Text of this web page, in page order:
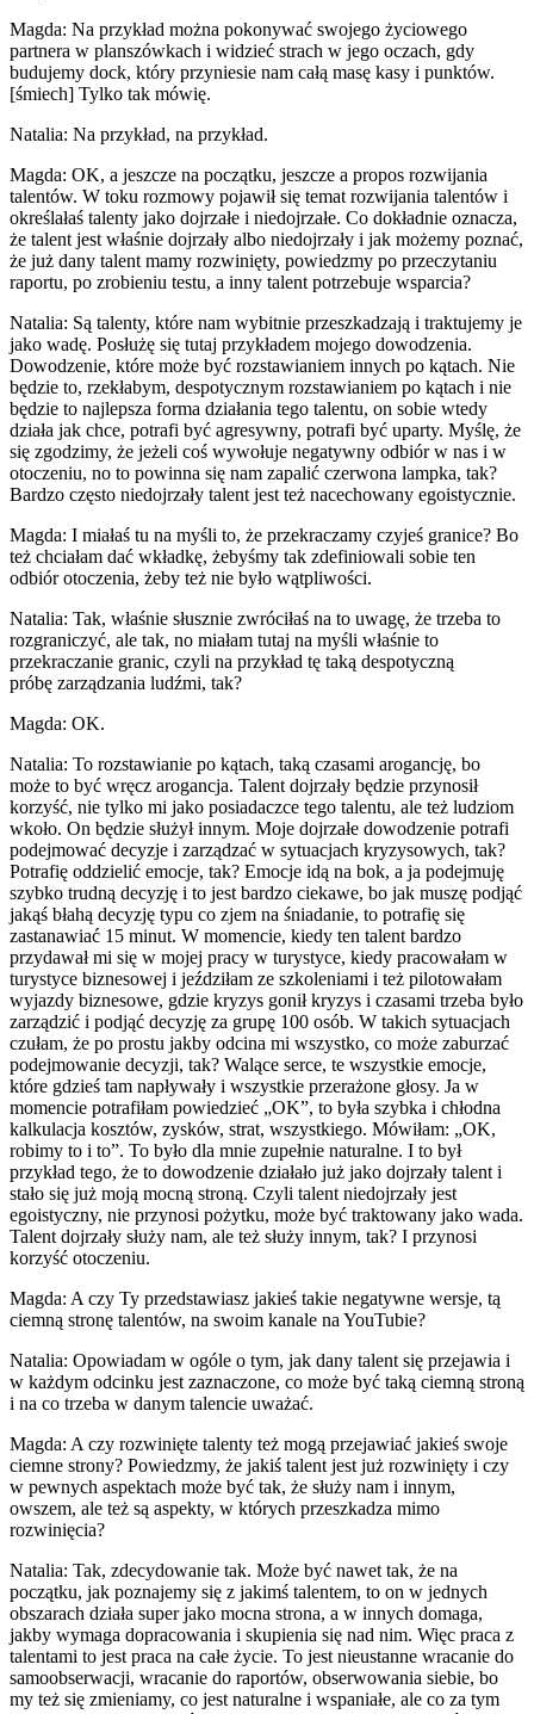
Magda: Na przykład można pokonywać swojego życiowego
partnera w planszówkach i widzieć strach w jego oczach, gdy
budujemy dock, który przyniesie nam całą masę kasy i punktów.
[śmiech] Tylko tak mówię.
Natalia: Na przykład, na przykład.
Magda: OK, a jeszcze na początku, jeszcze a propos rozwijania
talentów. W toku rozmowy pojawił się temat rozwijania talentów i
określałaś talenty jako dojrzałe i niedojrzałe. Co dokładnie oznacza,
że talent jest właśnie dojrzały albo niedojrzały i jak możemy poznać,
że już dany talent mamy rozwinięty, powiedzmy po przeczytaniu
raportu, po zrobieniu testu, a inny talent potrzebuje wsparcia?
Natalia: Są talenty, które nam wybitnie przeszkadzają i traktujemy je
jako wadę. Posłużę się tutaj przykładem mojego dowodzenia.
Dowodzenie, które może być rozstawianiem innych po kątach. Nie
będzie to, rzekłabym, despotycznym rozstawianiem po kątach i nie
będzie to najlepsza forma działania tego talentu, on sobie wtedy
działa jak chce, potrafi być agresywny, potrafi być uparty. Myślę, że
się zgodzimy, że jeżeli coś wywołuje negatywny odbiór w nas i w
otoczeniu, no to powinna się nam zapalić czerwona lampka, tak?
Bardzo często niedojrzały talent jest też nacechowany egoistycznie.
Magda: I miałaś tu na myśli to, że przekraczamy czyjeś granice? Bo
też chciałam dać wkładkę, żebyśmy tak zdefiniowali sobie ten
odbiór otoczenia, żeby też nie było wątpliwości.
Natalia: Tak, właśnie słusznie zwróciłaś na to uwagę, że trzeba to
rozgraniczyć, ale tak, no miałam tutaj na myśli właśnie to
przekraczanie granic, czyli na przykład tę taką despotyczną
próbę zarządzania ludźmi, tak?
Magda: OK.
Natalia: To rozstawianie po kątach, taką czasami arogancję, bo
może to być wręcz arogancja. Talent dojrzały będzie przynosił
korzyść, nie tylko mi jako posiadaczce tego talentu, ale też ludziom
wkoło. On będzie służył innym. Moje dojrzałe dowodzenie potrafi
podejmować decyzje i zarządzać w sytuacjach kryzysowych, tak?
Potrafię oddzielić emocje, tak? Emocje idą na bok, a ja podejmuję
szybko trudną decyzję i to jest bardzo ciekawe, bo jak muszę podjąć
jakąś błahą decyzję typu co zjem na śniadanie, to potrafię się
zastanawiać 15 minut. W momencie, kiedy ten talent bardzo
przydawał mi się w mojej pracy w turystyce, kiedy pracowałam w
turystyce biznesowej i jeździłam ze szkoleniami i też pilotowałam
wyjazdy biznesowe, gdzie kryzys gonił kryzys i czasami trzeba było
zarządzić i podjąć decyzję za grupę 100 osób. W takich sytuacjach
czułam, że po prostu jakby odcina mi wszystko, co może zaburzać
podejmowanie decyzji, tak? Walące serce, te wszystkie emocje,
które gdzieś tam napływały i wszystkie przerażone głosy. Ja w
momencie potrafiłam powiedzieć „OK”, to była szybka i chłodna
kalkulacja kosztów, zysków, strat, wszystkiego. Mówiłam: „OK,
robimy to i to”. To było dla mnie zupełnie naturalne. I to był
przykład tego, że to dowodzenie działało już jako dojrzały talent i
stało się już moją mocną stroną. Czyli talent niedojrzały jest
egoistyczny, nie przynosi pożytku, może być traktowany jako wada.
Talent dojrzały służy nam, ale też służy innym, tak? I przynosi
korzyść otoczeniu.
Magda: A czy Ty przedstawiasz jakieś takie negatywne wersje, tą
ciemną stronę talentów, na swoim kanale na YouTubie?
Natalia: Opowiadam w ogóle o tym, jak dany talent się przejawia i
w każdym odcinku jest zaznaczone, co może być taką ciemną stroną
i na co trzeba w danym talencie uważać.
Magda: A czy rozwinięte talenty też mogą przejawiać jakieś swoje
ciemne strony? Powiedzmy, że jakiś talent jest już rozwinięty i czy
w pewnych aspektach może być tak, że służy nam i innym,
owszem, ale też są aspekty, w których przeszkadza mimo
rozwinięcia?
Natalia: Tak, zdecydowanie tak. Może być nawet tak, że na
początku, jak poznajemy się z jakimś talentem, to on w jednych
obszarach działa super jako mocna strona, a w innych domaga,
jakby wymaga dopracowania i skupienia się nad nim. Więc praca z
talentami to jest praca na całe życie. To jest nieustanne wracanie do
samoobserwacji, wracanie do raportów, obserwowania siebie, bo
my też się zmieniamy, co jest naturalne i wspaniałe, ale co za tym